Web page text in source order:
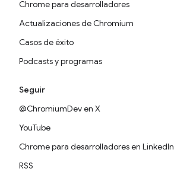
Chrome para desarrolladores
Actualizaciones de Chromium
Casos de éxito
Podcasts y programas
Seguir
@ChromiumDev en X
YouTube
Chrome para desarrolladores en LinkedIn
RSS